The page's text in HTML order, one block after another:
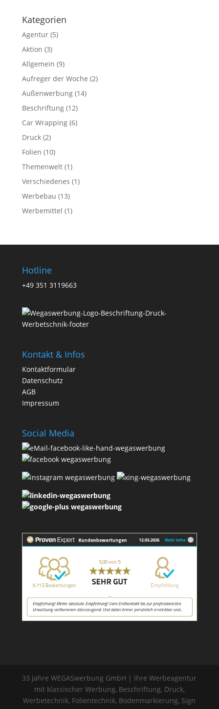
Kategorien
Agentur(5)
Aktion (3)
Allgemein (9)
Aufreger der Woche (2)
Außenwerbung(14)
Beschriftung(12)
Car Wrapping(6)
Druck(2)
Folien (10)
Themenwelt(1)
Verschiedenes (1)
Werbebau (13)
Werbemittel (1)
Hotline
+49 351 3119663
Kontakt & Infos
Kontaktformular
Datenschutz
AGB
Impressum
Social Media
33 Jahre WEGASwerbung GmbH | Ihre Werbeagentur
mit klassischer Werbung, Beschriftung, Druck,
Werbetechnik, Folientechnik, Bodenmarkierung, Sign